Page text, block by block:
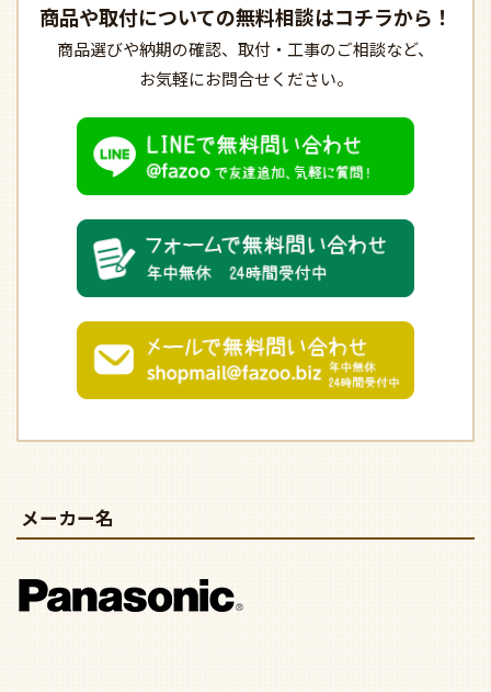
商品や取付についての無料相談はコチラから！
商品選びや納期の確認、 取付・工事のご相談など、
お気軽にお問合せください。
メーカー名